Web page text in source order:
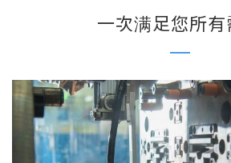
一次满足您所有